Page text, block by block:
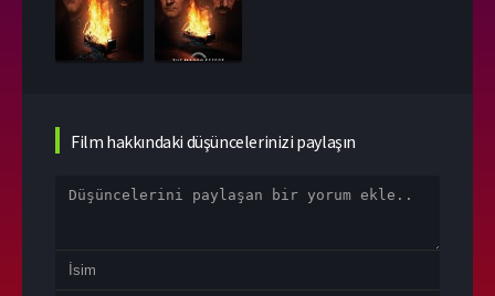
Film hakkındaki düşüncelerinizi paylaşın